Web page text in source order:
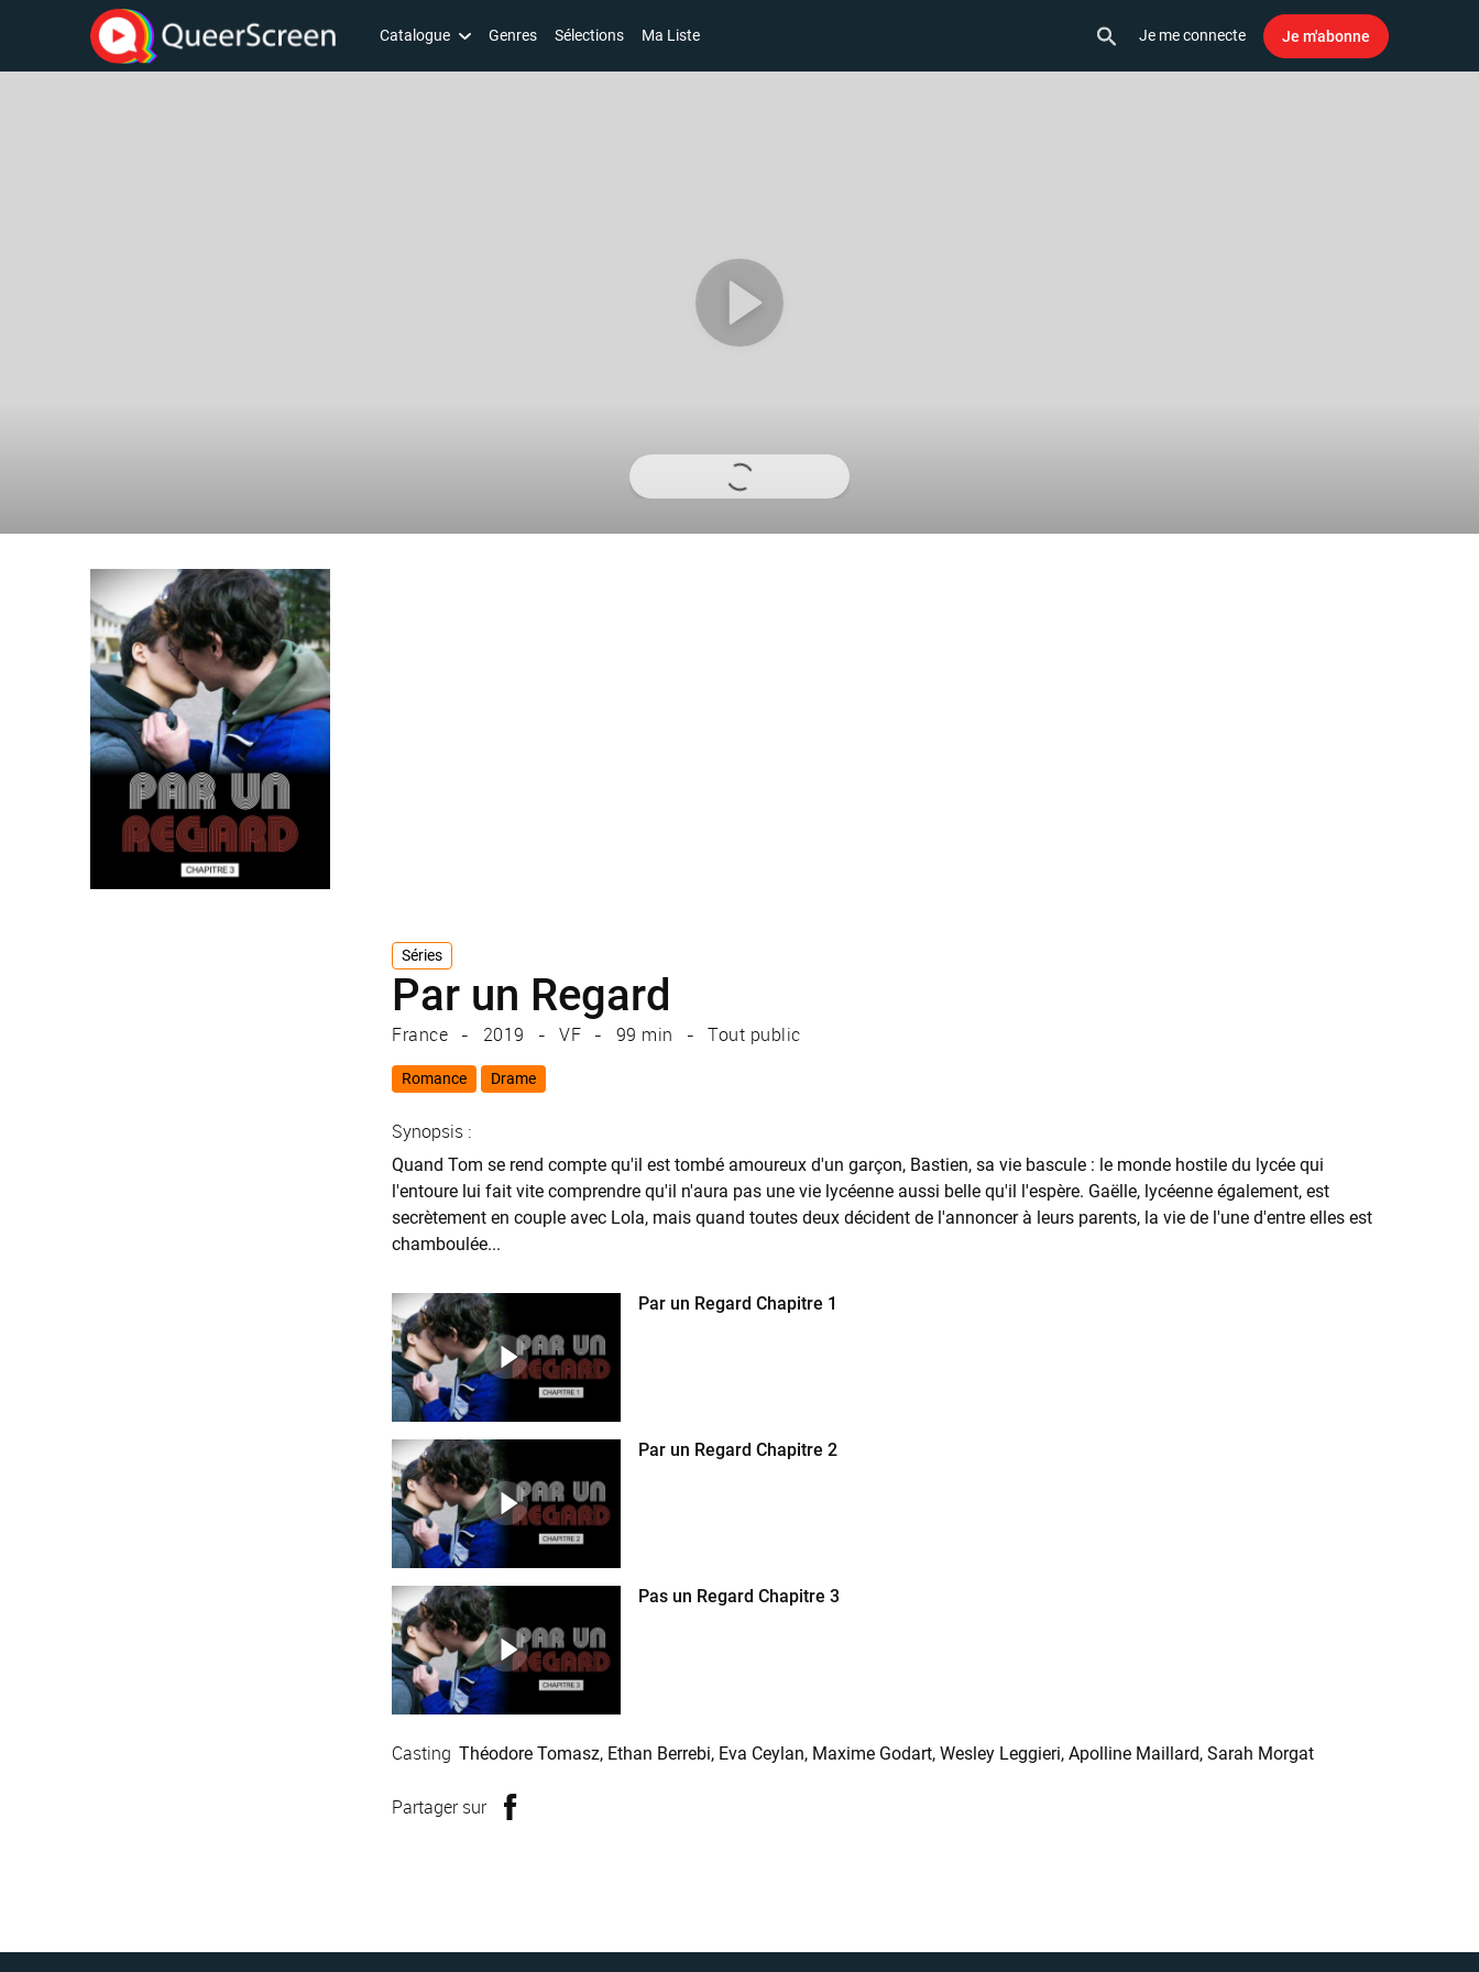
Catalogue Genres Sélections Ma Liste Je me connecte Je m'abonne
Séries
Par un Regard
France 2019 VF 99 min Tout public
Romance Drame
Synopsis :
Quand Tom se rend compte qu'il est tombé amoureux d'un garçon, Bastien, sa vie bascule : le monde hostile du lycée qui
l'entoure lui fait vite comprendre qu'il n'aura pas une vie lycéenne aussi belle qu'il l'espère. Gaëlle, lycéenne également, est
secrètement en couple avec Lola, mais quand toutes deux décident de l'annoncer à leurs parents, la vie de l'une d'entre elles est
chamboulée...
Par un Regard Chapitre 1
Par un Regard Chapitre 2
Pas un Regard Chapitre 3
Casting Théodore Tomasz Ethan Berrebi Eva Ceylan Maxime Godart Wesley Leggieri Apolline Maillard Sarah Morgat
Partager sur